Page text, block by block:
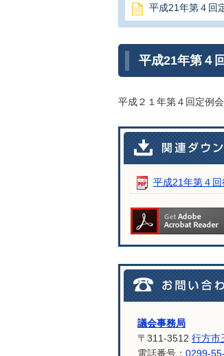
平成21年第４回
平成21年第４
平成２１年第４回定例
平成21年第４
議会事務局
〒311-3512 行方市
電話番号： 0299-